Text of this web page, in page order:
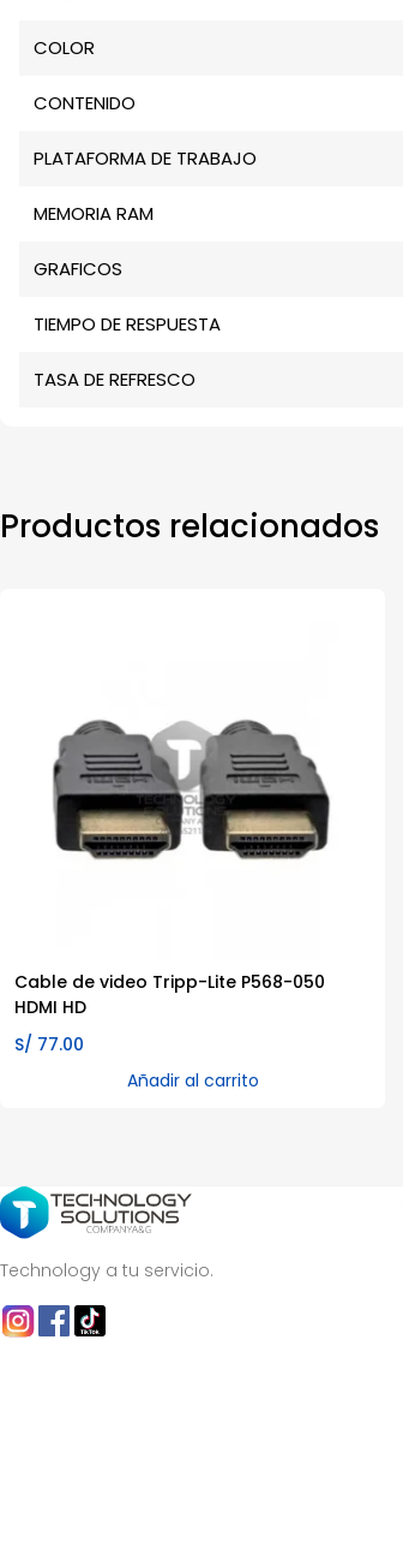
COLOR
CONTENIDO
PLATAFORMA DE TRABAJO
MEMORIA RAM
GRAFICOS
TIEMPO DE RESPUESTA
TASA DE REFRESCO
Productos relacionados
Cable de video Tripp-Lite P568-050
HDMI HD
S/ 77.00
Añadir al carrito
Technology a tu servicio.